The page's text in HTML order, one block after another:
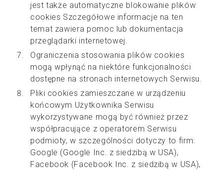
jest także automatyczne blokowanie plików
cookies Szczegółowe informacje na ten
temat zawiera pomoc lub dokumentacja
przeglądarki internetowej.
Ograniczenia stosowania plików cookies
mogą wpłynąć na niektóre funkcjonalności
dostępne na stronach internetowych Serwisu.
Pliki cookies zamieszczane w urządzeniu
końcowym Użytkownika Serwisu
wykorzystywane mogą być również przez
współpracujące z operatorem Serwisu
podmioty, w szczególności dotyczy to firm:
Google (Google Inc. z siedzibą w USA),
Facebook (Facebook Inc. z siedzibą w USA),